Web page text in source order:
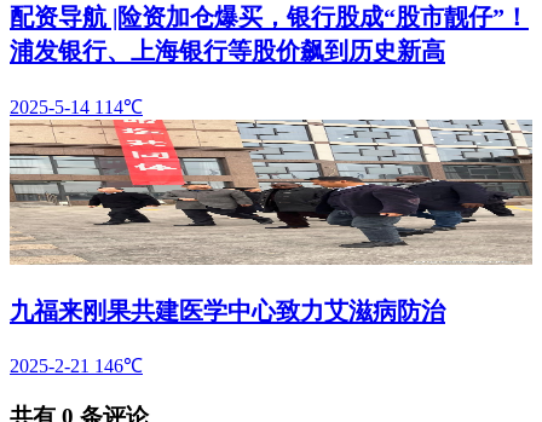
配资导航 |险资加仓爆买，银行股成“股市靓仔”！
浦发银行、上海银行等股价飙到历史新高
2025-5-14 114℃
九福来刚果共建医学中心致力艾滋病防治
2025-2-21 146℃
共有 0 条评论